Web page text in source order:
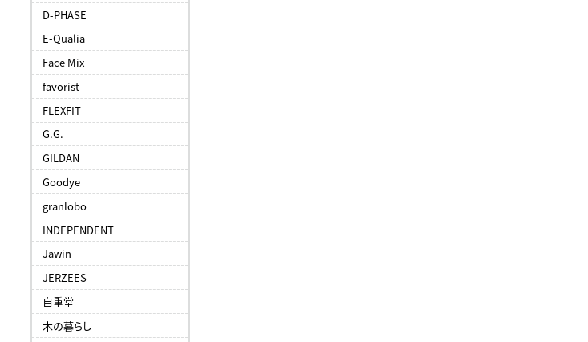
D-PHASE
E-Qualia
Face Mix
favorist
FLEXFIT
G.G.
GILDAN
Goodye
granlobo
INDEPENDENT
Jawin
JERZEES
自重堂
木の暮らし